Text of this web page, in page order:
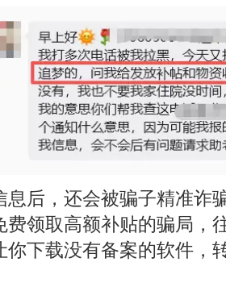
后，还会被骗子精准诈
费领取高额补贴的骗局，
你下载没有备案的软件，